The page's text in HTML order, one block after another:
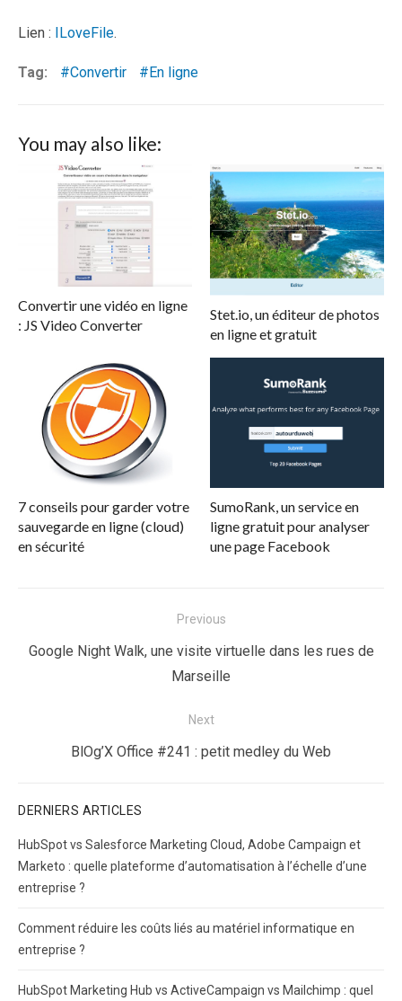
Lien : ILoveFile.
Tag: Convertir En ligne
You may also like:
Convertir une vidéo en ligne
: JS Video Converter
Stet.io, un éditeur de photos
en ligne et gratuit
7 conseils pour garder votre
sauvegarde en ligne (cloud)
en sécurité
SumoRank, un service en
ligne gratuit pour analyser
une page Facebook
de
Previous
Previous
Google Night Walk, une visite virtuelle dans les rues de
Marseille
Next
Next
BlOg’X Office #241 : petit medley du Web
DERNIERS ARTICLES
HubSpot vs Salesforce Marketing Cloud, Adobe Campaign et
Marketo : quelle plateforme d’automatisation à l’échelle d’une
entreprise ?
Comment réduire les coûts liés au matériel informatique en
entreprise ?
HubSpot Marketing Hub vs ActiveCampaign vs Mailchimp : quel